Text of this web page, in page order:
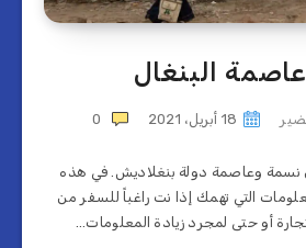
عاصمة البنغال
18 أبريل، 2021 0
الـ٩ مليون نسمة وعاصمة دولة بنغلاديش. في هذه
التي تهمك إذا نت راغباً للسفر من
أو حتى لمجرد زيادة المعلومات…